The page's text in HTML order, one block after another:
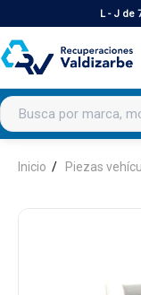
L - J de
Buscar productos
Inicio Piezas